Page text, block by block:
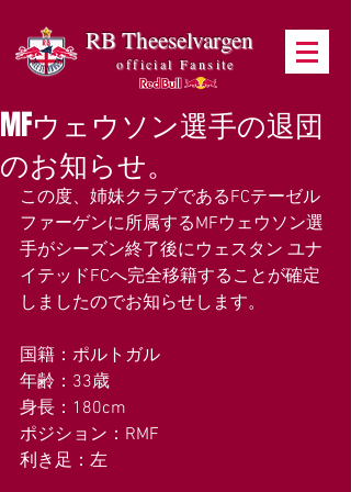
RB Theeselvargen
official Fansite
MFウェウソン選手の退団
のお知らせ。
この度、姉妹クラブであるFCテーゼル
ファーゲンに所属するMFウェウソン選
手がシーズン終了後にウェスタン ユナ
イテッドFCへ完全移籍することが確定
しましたのでお知らせします。
国籍：ポルトガル
年齢：33歳
身長：180cm
ポジション：RMF
利き足：左